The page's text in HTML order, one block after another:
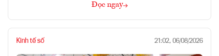
Đọc ngay
Kinh tế số 21:02, 06/08/2026